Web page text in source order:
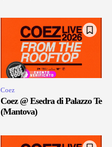
Coez
Coez @ Esedra di Palazzo Te
(Mantova)